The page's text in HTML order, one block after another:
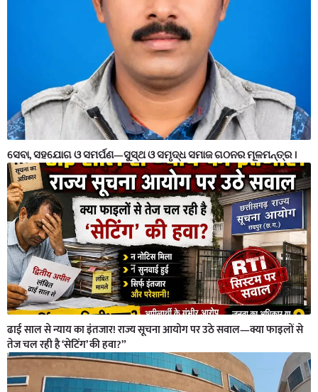
ସେବା, ସହଯୋଗ ଓ ସମର୍ପଣ—ସୁସ୍ଥ ଓ ସମୃଦ୍ଧ ସମାଜ ଗଠନର ମୂଳମନ୍ତ୍ର ।
ढाई साल से न्याय का इंतजार! राज्य सूचना आयोग पर उठे सवाल—क्या फाइलों से
तेज चल रही है ‘सेटिंग’ की हवा?”